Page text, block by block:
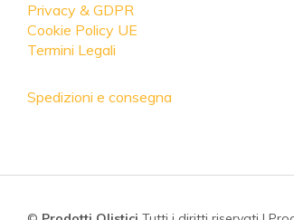
Privacy & GDPR
Cookie Policy UE
Termini Legali
Spedizioni e consegna